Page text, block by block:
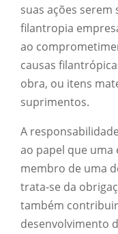
suas ações
filantropia
ao
causas
obra, ou itens
suprimentos.
A
ao papel que
membro de uma
trata-se da
também
desenvolvimento